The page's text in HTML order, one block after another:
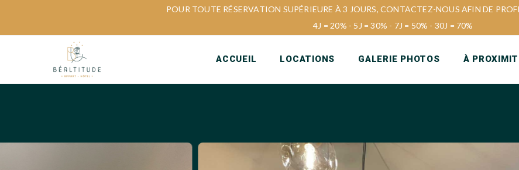
POUR TOUTE RÉSERVATION SUPÉRIEURE À 3 JOURS, CONTACTEZ-NOUS AFIN DE
4J = 20% - 5J = 30% - 7J = 50% - 30J = 70%
ACCUEIL LOCATIONS GALERIE PHOTOS À